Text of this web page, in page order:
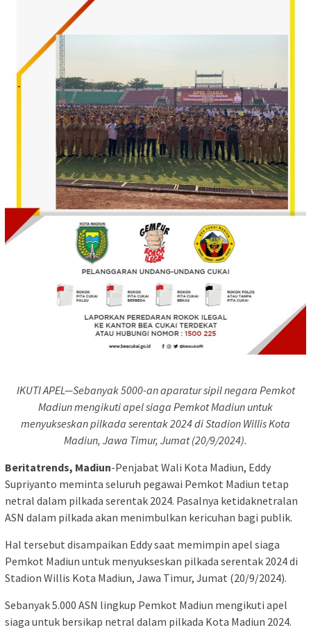
IKUTI APEL—Sebanyak 5000-an aparatur sipil negara Pemkot
Madiun mengikuti apel siaga Pemkot Madiun untuk
menyukseskan pilkada serentak 2024 di Stadion Willis Kota
Madiun, Jawa Timur, Jumat (20/9/2024).
Beritatrends, Madiun-Penjabat Wali Kota Madiun, Eddy
Supriyanto meminta seluruh pegawai Pemkot Madiun tetap
netral dalam pilkada serentak 2024. Pasalnya ketidaknetralan
ASN dalam pilkada akan menimbulkan kericuhan bagi publik.
Hal tersebut disampaikan Eddy saat memimpin apel siaga
Pemkot Madiun untuk menyukseskan pilkada serentak 2024 di
Stadion Willis Kota Madiun, Jawa Timur, Jumat (20/9/2024).
Sebanyak 5.000 ASN lingkup Pemkot Madiun mengikuti apel
siaga untuk bersikap netral dalam pilkada Kota Madiun 2024.